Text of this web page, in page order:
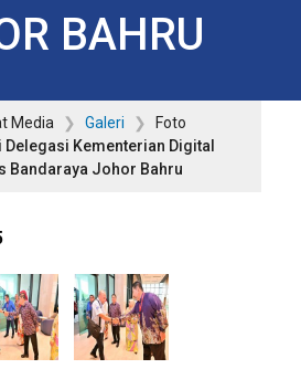
BAHRU
Media Galeri
Foto
Delegasi Kementerian Digital
Bandaraya Johor Bahru